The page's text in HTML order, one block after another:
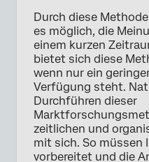
Durch diese
es möglich, die
einem kurzen
bietet sich diese
wenn nur ein
Verfügung steht.
Durchführen dieser
zeitlichen und
mit sich. So müssen
vorbereitet und die